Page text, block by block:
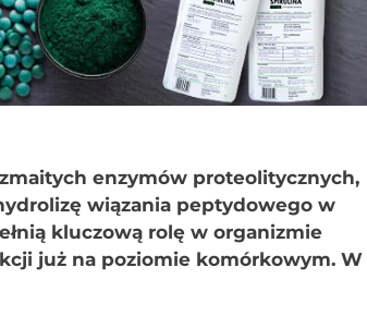
enzymów proteolitycznych,
wiązania peptydowego w
kluczową rolę w organizmie
już na poziomie komórkowym. W